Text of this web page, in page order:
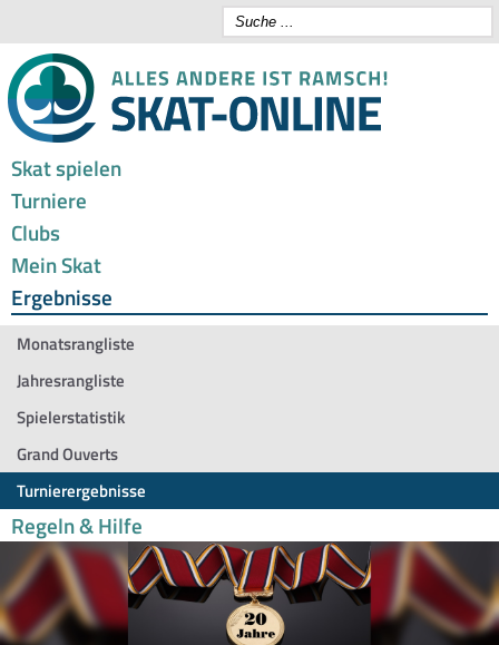
Skat spielen
Turniere
Clubs
Mein Skat
Ergebnisse
Monatsrangliste
Jahresrangliste
Spielerstatistik
Grand Ouverts
Turnierergebnisse
Regeln & Hilfe